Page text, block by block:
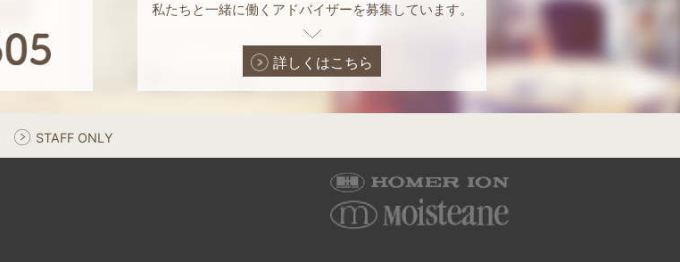
私たちと一緒に働くアドバイザーを募集しています。
詳しくはこちら
STAFF ONLY